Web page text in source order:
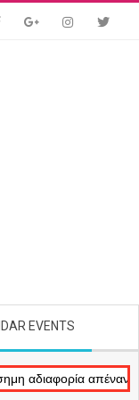
EVENTS
απέναντι στις